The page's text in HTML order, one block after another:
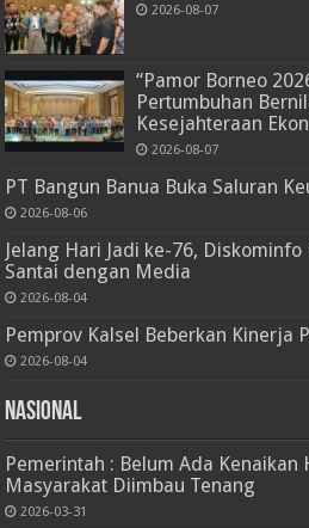
2026-08-07
“Pamor Borneo
Pertumbuhan
Kesejahteraan
2026-08-07
PT Bangun Banua Buka Saluran
2026-08-06
Jelang Hari Jadi ke-76,
Santai dengan Media
2026-08-04
Pemprov Kalsel Beberkan Kinerja
2026-08-04
Nasional
Pemerintah : Belum Ada Kenaikan
Masyarakat Diimbau Tenang
2026-03-31